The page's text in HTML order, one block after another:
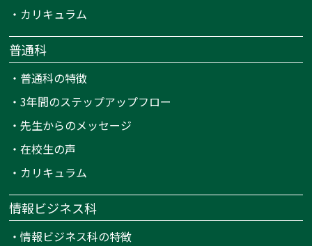
・ カリキュラム
普通科
・ 普通科の特徴
・3年間のステップアップフロー
・先生からのメッセージ
・在校生の声
・ カリキュラム
情報ビジネス科
・情報ビジネス科の特徴